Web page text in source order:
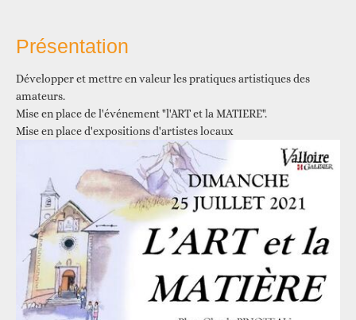
Présentation
Développer et mettre en valeur les pratiques artistiques des
amateurs.
Mise en place de l'événement "l'ART et la MATIERE".
Mise en place d'expositions d'artistes locaux